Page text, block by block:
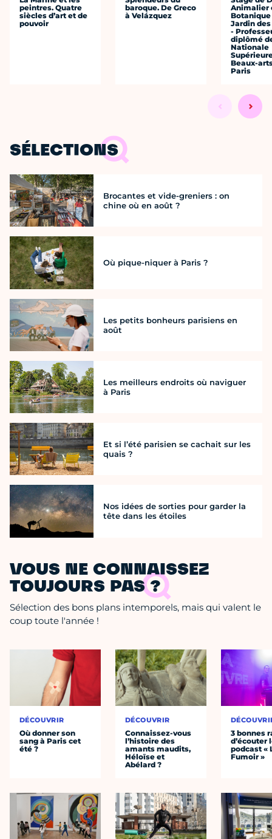
peintres. Quatre
siècles d’art et de
pouvoir
baroque. De Greco
à Velázquez
Animalier
Botanique
Jardin
-
diplômé
Nationale
Beaux-
Paris
SÉLECTIONS
Brocantes et vide-greniers : on
chine où en août ?
Où pique-niquer à Paris ?
Les petits bonheurs parisiens en
août
Les meilleurs endroits où naviguer
à Paris
Et si l’été parisien se cachait sur les
quais ?
Nos idées de sorties pour garder la
tête dans les étoiles
VOUS NE CONNAISSEZ
TOUJOURS PAS ?
Sélection des bons plans intemporels, mais qui valent le
coup toute l'année !
DÉCOUVRIR
Où donner son
sang à Paris cet
été ?
DÉCOUVRIR
Connaissez-vous
l’histoire des
amants maudits,
Héloïse et
Abélard ?
3 bonnes
d’écouter
podcast «
Fumoir »